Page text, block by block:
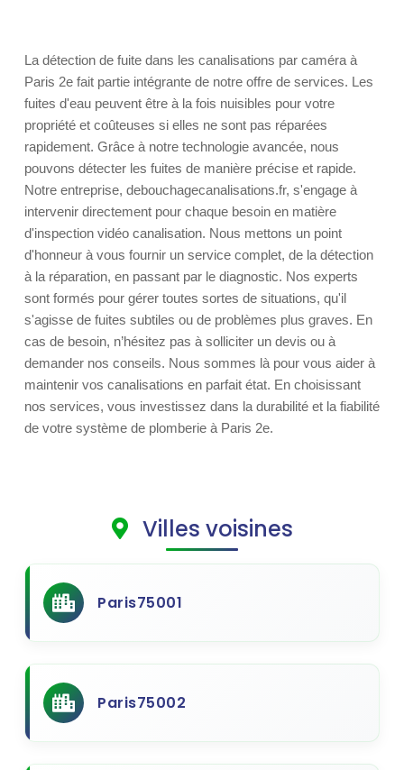
La détection de fuite dans les canalisations par caméra à
Paris 2e fait partie intégrante de notre offre de services. Les
fuites d'eau peuvent être à la fois nuisibles pour votre
propriété et coûteuses si elles ne sont pas réparées
rapidement. Grâce à notre technologie avancée, nous
pouvons détecter les fuites de manière précise et rapide.
Notre entreprise, debouchagecanalisations.fr, s'engage à
intervenir directement pour chaque besoin en matière
d'inspection vidéo canalisation. Nous mettons un point
d'honneur à vous fournir un service complet, de la détection
à la réparation, en passant par le diagnostic. Nos experts
sont formés pour gérer toutes sortes de situations, qu'il
s'agisse de fuites subtiles ou de problèmes plus graves. En
cas de besoin, n’hésitez pas à solliciter un devis ou à
demander nos conseils. Nous sommes là pour vous aider à
maintenir vos canalisations en parfait état. En choisissant
nos services, vous investissez dans la durabilité et la fiabilité
de votre système de plomberie à Paris 2e.
Villes voisines
Paris75001
Paris75002